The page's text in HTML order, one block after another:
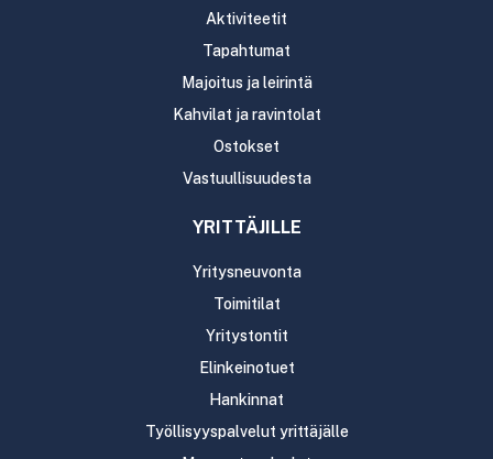
Aktiviteetit
Tapahtumat
Majoitus ja leirintä
Kahvilat ja ravintolat
Ostokset
Vastuullisuudesta
YRITTÄJILLE
Yritysneuvonta
Toimitilat
Yritystontit
Elinkeinotuet
Hankinnat
Työllisyyspalvelut yrittäjälle